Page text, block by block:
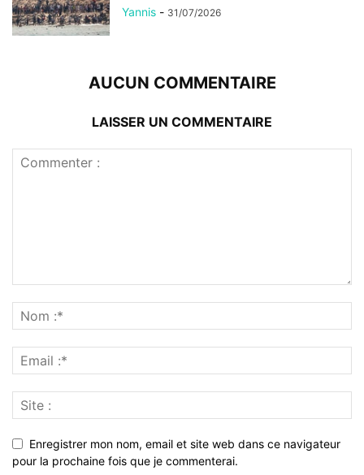
Yannis - 31/07/2026
AUCUN COMMENTAIRE
LAISSER UN COMMENTAIRE
Enregistrer mon nom, email et site web dans ce navigateur
pour la prochaine fois que je commenterai.